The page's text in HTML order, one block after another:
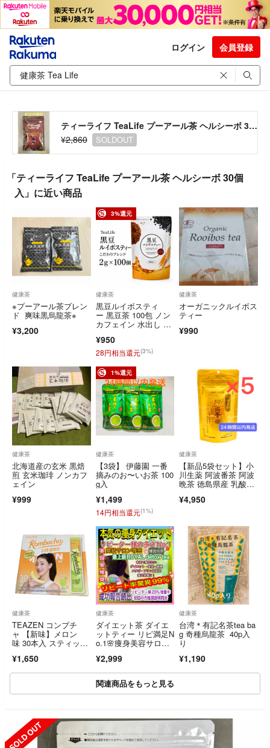
ログイン 会員登録
ティーライフ TeaLife プーアール茶 ヘルシーボ 30個入
¥2,860
SOLDOUT
「ティーライフ TeaLife プーアール茶 ヘルシーボ 30個
入」に近い商品
健康茶
※プーアール茶ブレン
ド 爽味黒烏龍茶※
¥3,200
3%還元
健康茶
黒豆ルイボスティ
ー 黒豆茶 100包 ノン
カフェイン 水出し テ
¥950
28円相当還元(3%)
健康茶
オーガニックルイボス
ティー
¥990
健康茶
北海道産の玄米 黒焙
煎 玄米珈琲 ノンカフ
ェイン
¥999
1%還元
健康茶
【3袋】 伊藤園 一番
摘みのお〜いお茶 100
g入
¥1,499
14円相当還元(1%)
健康茶
【新品5袋セット】小
川生薬 阿波番茶 阿波
晩茶 徳島県産 乳酸菌
¥4,950
健康茶
TEAZEN コンブチ
ャ 【新味】メロン
味 30本入 スティック
¥1,650
健康茶
ダイエット茶 ダイエ
ットティー リピ満足N
o.1🌸痩身美容サロン
¥2,999
健康茶
台湾＊有記名茶tea ba
g 奇種烏龍茶 40p入
り
¥1,190
関連商品をもっと見る